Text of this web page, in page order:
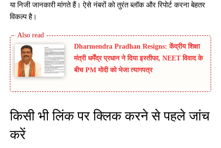
या निजी जानकारी मांगते हैं। ऐसे नंबरों को तुरंत ब्लॉक और रिपोर्ट करना बेहतर
विकल्प है।
Dharmendra Pradhan Resigns: केंद्रीय शिक्षा
मंत्री धर्मेंद्र प्रधान ने दिया इस्तीफा, NEET विवाद के
बीच PM मोदी को भेजा त्यागपत्र
किसी भी लिंक पर क्लिक करने से पहले जांच
करें